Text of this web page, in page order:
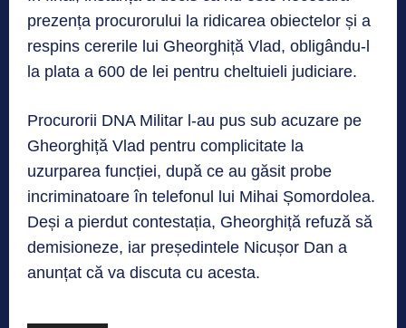
prezența procurorului la ridicarea obiectelor și a
respins cererile lui Gheorghiță Vlad, obligându-l
la plata a 600 de lei pentru cheltuieli judiciare.
Procurorii DNA Militar l-au pus sub acuzare pe
Gheorghiță Vlad pentru complicitate la
uzurparea funcției, după ce au găsit probe
incriminatoare în telefonul lui Mihai Șomordolea.
Deși a pierdut contestația, Gheorghiță refuză să
demisioneze, iar președintele Nicușor Dan a
anunțat că va discuta cu acesta.